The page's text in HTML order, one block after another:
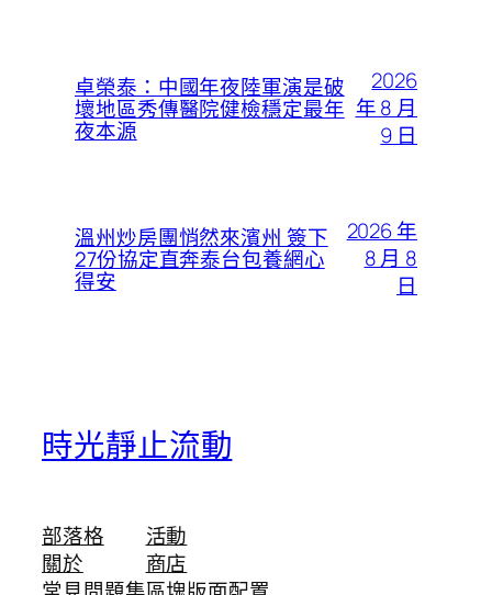
卓榮泰：中國年夜陸軍演是破
壞地區秀傳醫院健檢穩定最年
夜本源
2026
年 8 月
9 日
溫州炒房團悄然來濱州 簽下
27份協定直奔泰台包養網心
得安
2026 年
8 月 8
日
時光靜止流動
部落格
關於
活動
商店